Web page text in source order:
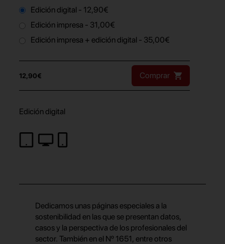
Edición digital - 12,90€
Edición impresa - 31,00€
Edición impresa + edición digital - 35,00€
12,90€ Comprar
Edición digital
Dedicamos unas páginas especiales a la
sostenibilidad en las que se presentan datos,
casos y la perspectiva de los profesionales del
sector. También en el Nº 1651, entre otros